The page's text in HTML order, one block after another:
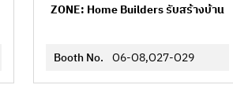
ZONE: Home Builders รับสร้างบ้าน
Booth No. O6-O8,O27-O29